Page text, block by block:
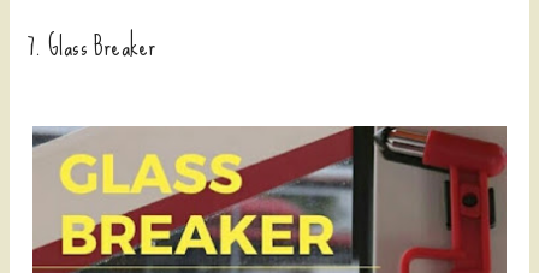
7. Glass Breaker